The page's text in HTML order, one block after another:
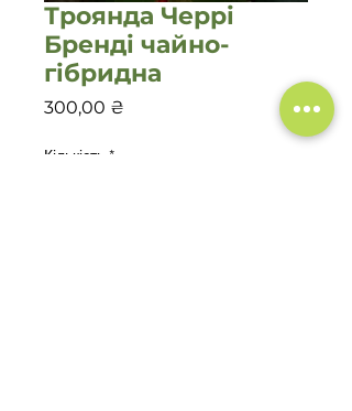
Троянда Черрі
Бренді чайно-
гібридна
300,00 ₴
Кількість *